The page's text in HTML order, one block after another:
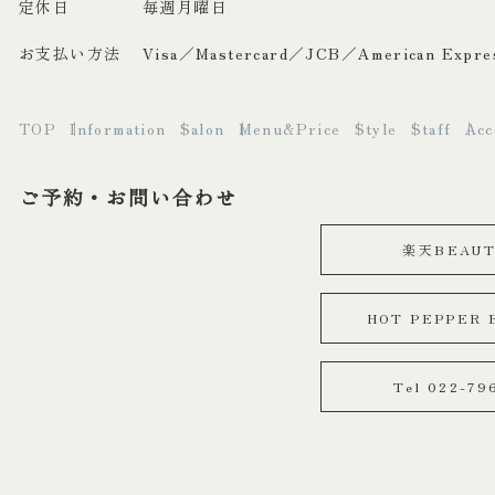
定休日 毎週月曜日
お支払い方法 Visa／Mastercard／JCB／American
TOP Information Salon Menu&Price Style Staff
ご予約・お問い合わせ
楽天
HOT PEPPER
Tel 022-